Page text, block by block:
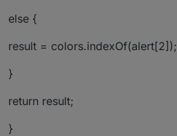
else {
result = colors.indexOf(alert[2]);
}
return result;
}